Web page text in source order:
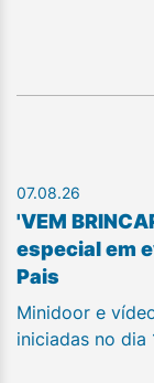
07.08.26
'VEM
especial em
Pais
Minidoor e
iniciadas no dia